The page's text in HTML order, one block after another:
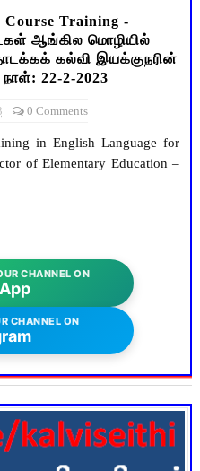
Course Training -
ஆங்கில மொழியில்
கல்வி இயக்குநரின்
22-2-2023
0 Comments
in English Language for
of Elementary Education –
CHANNEL ON
CHANNEL ON